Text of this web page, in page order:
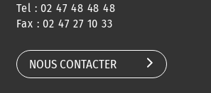
Tel : 02 47 48 48 48
Fax : 02 47 27 10 33
NOUS CONTACTER